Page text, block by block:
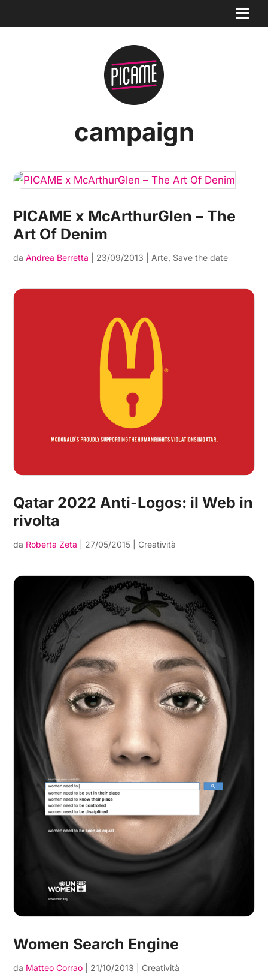
campaign
PICAME x McArthurGlen – The
Art Of Denim
daAndrea Berretta 23/09/2013 Arte, Save the date
Qatar 2022 Anti-Logos: il Web in
rivolta
da Roberta Zeta 27/05/2015 Creatività
Women Search Engine
da Matteo Corrao 21/10/2013 Creatività